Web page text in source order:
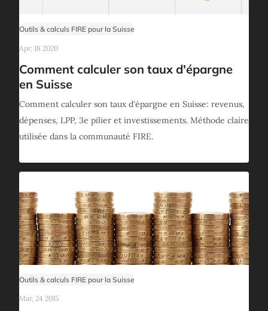
Outils & calculs FIRE pour la Suisse
Apr, 18 2020
Comment calculer son taux d'épargne
en Suisse
Comment calculer son taux d'épargne en Suisse: revenus,
dépenses, LPP, 3e pilier et investissements. Méthode claire
utilisée dans la communauté FIRE.
Outils & calculs FIRE pour la Suisse
Mar, 24 2015